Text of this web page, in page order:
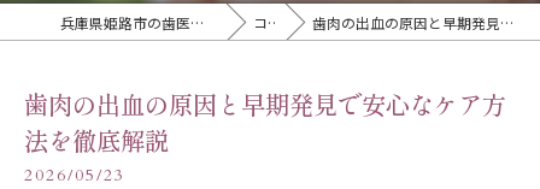
兵庫県姫路市の歯医者ならやまもと歯科医院 コラム 歯肉の出血の原因と早期発見で安心なケア方法を徹底解説
歯肉の出血の原因と早期発見で安心なケア方
法を徹底解説
2026/05/23